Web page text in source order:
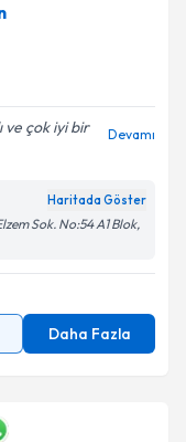
ve çok iyi bir
Devamı
Haritada Göster
Sok. No:54 A1 Blok,
Daha Fazla